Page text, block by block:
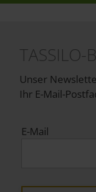
TASSILO-
Unser
Ihr E-Mail-
E-Mail